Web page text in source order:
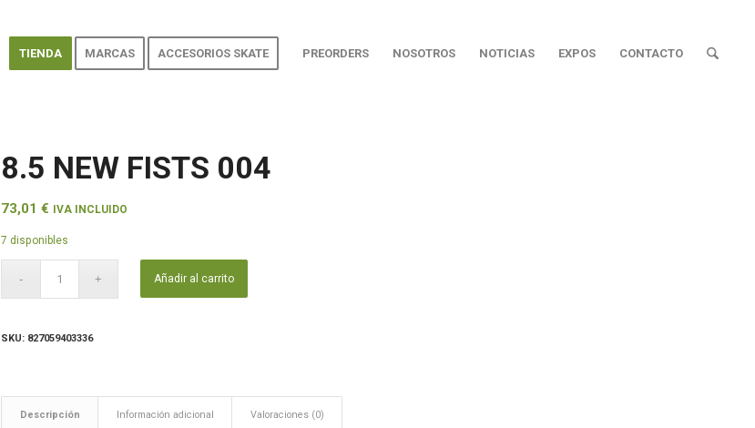
TIENDA MARCAS ACCESORIOS SKATE PREORDERS NOSOTROS NOTICIAS EXPOS CONTACTO
8.5 NEW FISTS 004
73,01€ IVA INCLUIDO
7 disponibles
Añadir al carrito
SKU: 827059403336
Descripción Información adicional Valoraciones (0)